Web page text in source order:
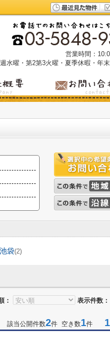
営業時間：
水曜・第2第3火曜・夏季休暇・年
池袋(2)
： 表示件数：
該当公開件数2件 空き数1件